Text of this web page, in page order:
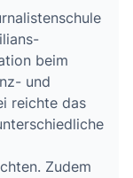
beim
und
reichte das
Zudem